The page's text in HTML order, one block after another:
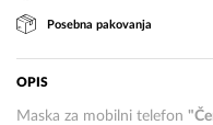
Posebna pakovanja
OPIS
Maska za mobilni telefon